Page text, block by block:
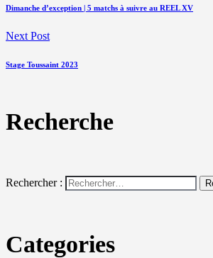
Dimanche d’exception | 5 matchs à suivre au REEL XV
Next Post
Stage Toussaint 2023
Recherche
Rechercher :
Categories